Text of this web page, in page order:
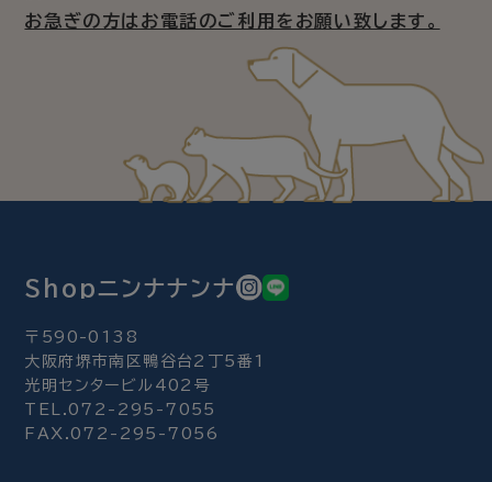
お急ぎの方はお電話のご利用をお願い致します。
Shopニンナナンナ
〒590-0138
大阪府堺市南区鴨谷台2丁5番1
光明センタービル402号
TEL.072-295-7055
FAX.072-295-7056